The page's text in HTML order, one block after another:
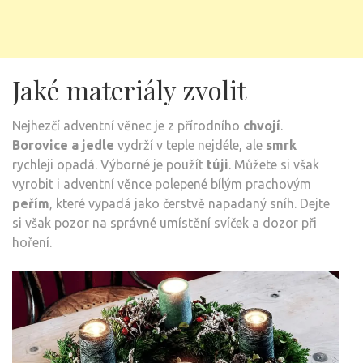
Jaké materiály zvolit
Nejhezčí adventní věnec je z přírodního chvojí.
Borovice a jedle vydrží v teple nejdéle, ale smrk
rychleji opadá. Výborné je použít túji. Můžete si však
vyrobit i adventní věnce polepené bílým prachovým
peřím, které vypadá jako čerstvě napadaný sníh. Dejte
si však pozor na správné umístění svíček a dozor při
hoření.